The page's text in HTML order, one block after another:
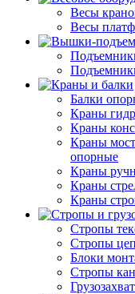
Весы
Весы
Балки
Краны
Краны
Краны
опорные
Краны
Краны
Краны
Стропы
Стропы
Блоки
Стропы